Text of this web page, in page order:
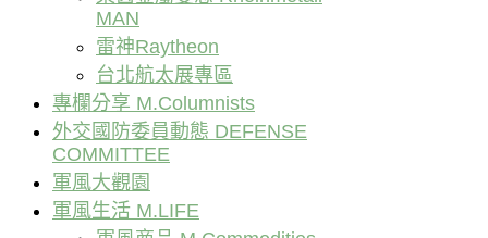
MAN
雷神Raytheon
台北航太展專區
專欄分享 M.Columnists
外交國防委員動態 DEFENSE
COMMITTEE
軍風大觀園
軍風生活 M.LIFE